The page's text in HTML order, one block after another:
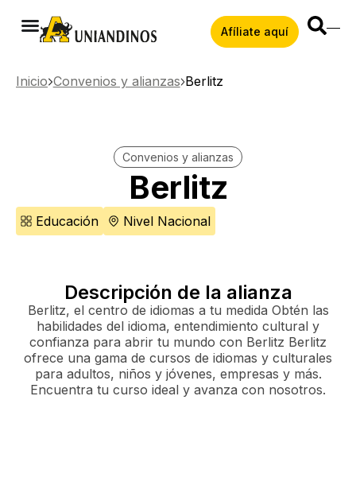
Afíliate aquí
Inicio Convenios y alianzas Berlitz
Convenios y alianzas
Berlitz
Educación Nivel Nacional
Descripción de la alianza
Berlitz, el centro de idiomas a tu medida Obtén las
habilidades del idioma, entendimiento cultural y
confianza para abrir tu mundo con Berlitz Berlitz
ofrece una gama de cursos de idiomas y culturales
para adultos, niños y jóvenes, empresas y más.
Encuentra tu curso ideal y avanza con nosotros.